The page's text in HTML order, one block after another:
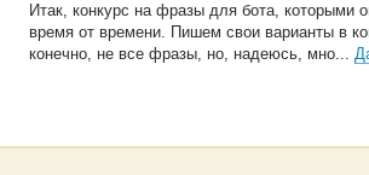
Итак, конкурс на фразы для бота, которыми
время от времени. Пишем свои варианты в
конечно, не все фразы, но, надеюсь, мно...